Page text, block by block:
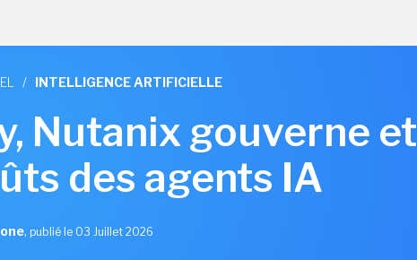
/ INTELLIGENCE ARTIFICIELLE
Nutanix gouverne et
des agents IA
, publié le 03 Juillet 2026